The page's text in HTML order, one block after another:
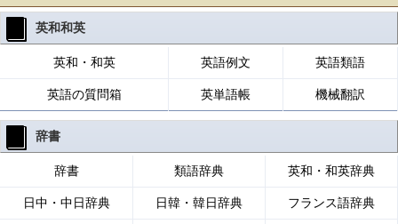
英和和英
英和・和英 英語例文 英語類語
英語の質問箱 英単語帳 機械翻訳
辞書
辞書 類語辞典 英和・和英辞典
日中・中日辞典 日韓・韓日辞典 フランス語辞典